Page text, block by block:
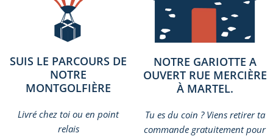
SUIS LE PARCOURS DE
NOTRE
MONTGOLFIÈRE
Livré chez toi ou en point
relais
NOTRE GARIOTTE A
OUVERT RUE MERCIÈRE
À MARTEL.
Tu es du coin ? Viens retirer ta
commande gratuitement pour